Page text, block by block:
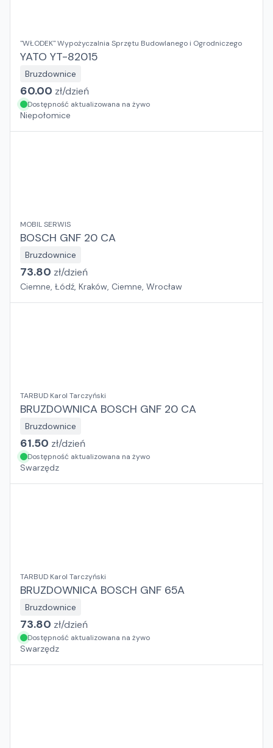
"WŁODEK" Wypożyczalnia Sprzętu Budowlanego i Ogrodniczego
YATO YT-82015
Bruzdownice
60.00 zł/dzień
Dostępność aktualizowana na żywo
Niepołomice
MOBIL SERWIS
BOSCH GNF 20 CA
Bruzdownice
73.80 zł/dzień
Ciemne, Łódź, Kraków, Ciemne, Wrocław
TARBUD Karol Tarczyński
BRUZDOWNICA BOSCH GNF 20 CA
Bruzdownice
61.50 zł/dzień
Dostępność aktualizowana na żywo
Swarzędz
TARBUD Karol Tarczyński
BRUZDOWNICA BOSCH GNF 65A
Bruzdownice
73.80 zł/dzień
Dostępność aktualizowana na żywo
Swarzędz